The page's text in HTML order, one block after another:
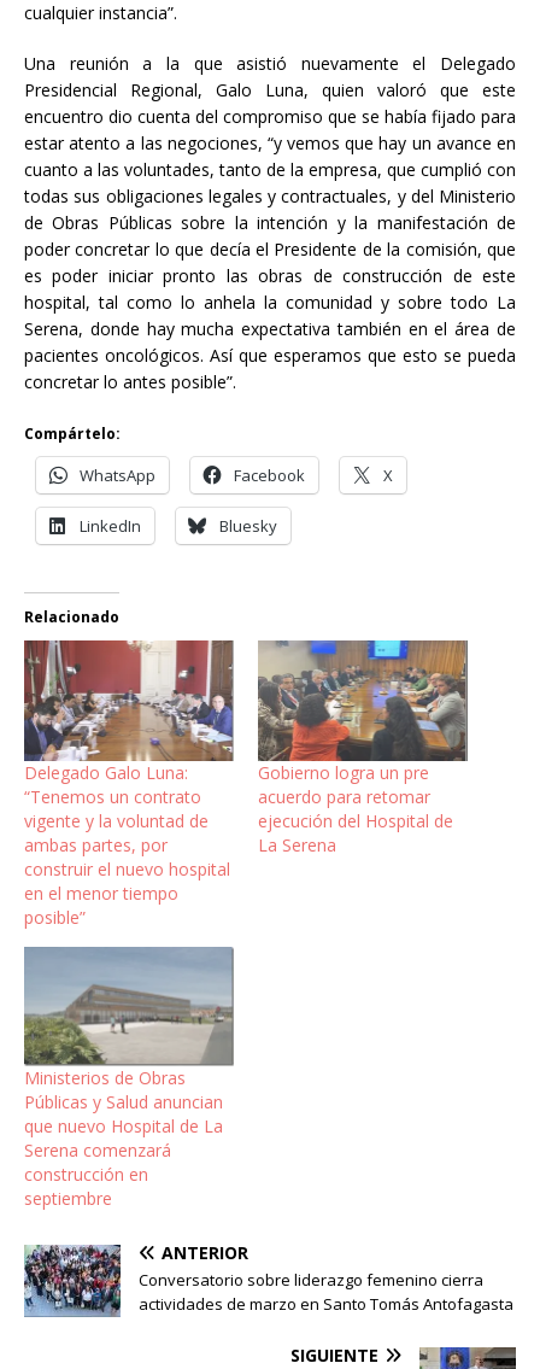
cualquier instancia”.
Una reunión a la que asistió nuevamente el Delegado
Presidencial Regional, Galo Luna, quien valoró que este
encuentro dio cuenta del compromiso que se había fijado para
estar atento a las negociones, “y vemos que hay un avance en
cuanto a las voluntades, tanto de la empresa, que cumplió con
todas sus obligaciones legales y contractuales, y del Ministerio
de Obras Públicas sobre la intención y la manifestación de
poder concretar lo que decía el Presidente de la comisión, que
es poder iniciar pronto las obras de construcción de este
hospital, tal como lo anhela la comunidad y sobre todo La
Serena, donde hay mucha expectativa también en el área de
pacientes oncológicos. Así que esperamos que esto se pueda
concretar lo antes posible”.
Compártelo:
WhatsApp Facebook X
LinkedIn Bluesky
Relacionado
Delegado Galo Luna:
“Tenemos un contrato
vigente y la voluntad de
ambas partes, por
construir el nuevo hospital
en el menor tiempo
posible”
Gobierno logra un pre
acuerdo para retomar
ejecución del Hospital de
La Serena
Ministerios de Obras
Públicas y Salud anuncian
que nuevo Hospital de La
Serena comenzará
construcción en
septiembre
ANTERIOR
Conversatorio sobre liderazgo femenino cierra
actividades de marzo en Santo Tomás Antofagasta
SIGUIENTE